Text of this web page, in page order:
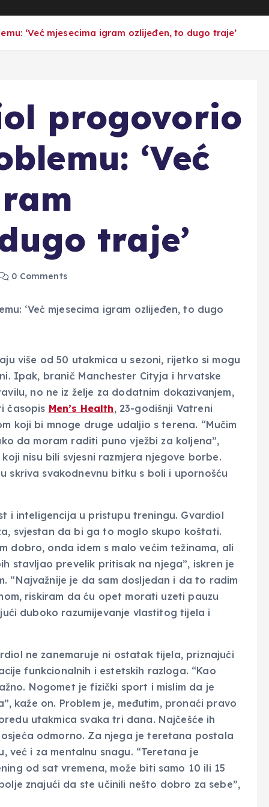
‘Već mjesecima igram ozlijeđen, to dugo traje’
progovorio
‘Već
traje’
0 Comments
više od 50 utakmica u sezoni, rijetko si mogu
Ipak, branič Manchester Cityja i hrvatske
no ne iz želje za dodatnim dokazivanjem,
časopis Men’s Health, 23-godišnji Vatreni
koji bi mnoge druge udaljio s terena. “Mučim
da moram raditi puno vježbi za koljena”,
nisu bili svjesni razmjera njegove borbe.
svakodnevnu bitku s boli i upornošću
i inteligencija u pristupu treningu. Gvardiol
svjestan da bi ga to moglo skupo koštati.
dobro, onda idem s malo većim težinama, ali
stavljao prevelik pritisak na njega”, iskren je
“Najvažnije je da sam dosljedan i da to radim
riskiram da ću opet morati uzeti pauzu
duboko razumijevanje vlastitog tijela i
ne zanemaruje ni ostatak tijela, priznajući
funkcionalnih i estetskih razloga. “Kao
Nogomet je fizički sport i mislim da je
kaže on. Problem je, međutim, pronaći pravo
utakmica svaka tri dana. Najčešće ih
odmorno. Za njega je teretana postala
već i za mentalnu snagu. “Teretana je
od sat vremena, može biti samo 10 ili 15
znajući da ste učinili nešto dobro za sebe”,